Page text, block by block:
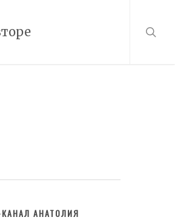
АНАТОЛИЯ